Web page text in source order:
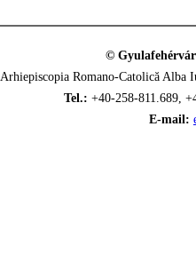
©
Arhiepiscopia Romano-Catolică
Tel.: +40-258-811.689,
E-mail: